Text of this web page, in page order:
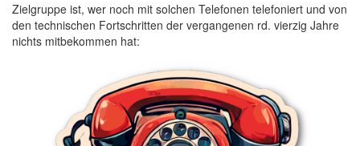
Zielgruppe ist, wer noch mit solchen Telefonen telefoniert und von
den technischen Fortschritten der vergangenen rd. vierzig Jahre
nichts mitbekommen hat: